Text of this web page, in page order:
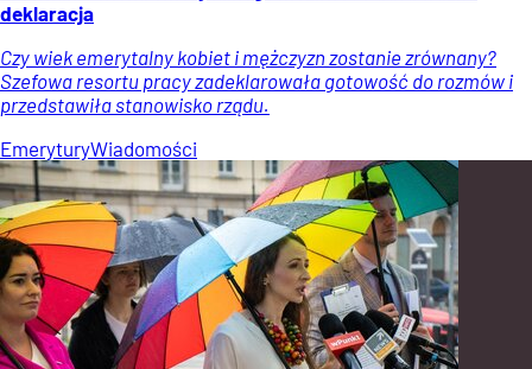
deklaracja
Czy wiek emerytalny kobiet i mężczyzn zostanie zrównany?
Szefowa resortu pracy zadeklarowała gotowość do rozmów i
przedstawiła stanowisko rządu.
EmeryturyWiadomości